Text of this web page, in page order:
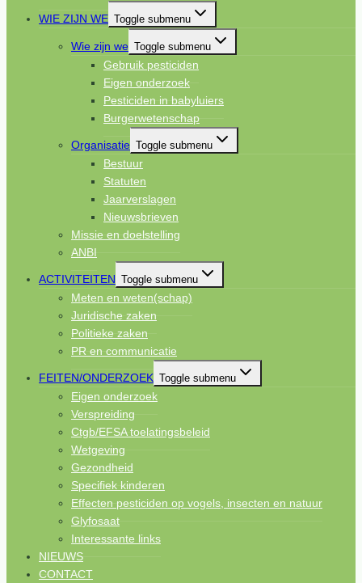
WIE ZIJN WE Toggle submenu
Wie zijn we Toggle submenu
Gebruik pesticiden
Eigen onderzoek
Pesticiden in babyluiers
Burgerwetenschap
Organisatie Toggle submenu
Bestuur
Statuten
Jaarverslagen
Nieuwsbrieven
Missie en doelstelling
ANBI
ACTIVITEITEN Toggle submenu
Meten en weten(schap)
Juridische zaken
Politieke zaken
PR en communicatie
FEITEN/ONDERZOEK Toggle submenu
Eigen onderzoek
Verspreiding
Ctgb/EFSA toelatingsbeleid
Wetgeving
Gezondheid
Specifiek kinderen
Effecten pesticiden op vogels, insecten en natuur
Glyfosaat
Interessante links
NIEUWS
CONTACT